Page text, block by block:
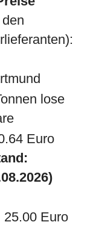
lose
Euro
25.00 Euro